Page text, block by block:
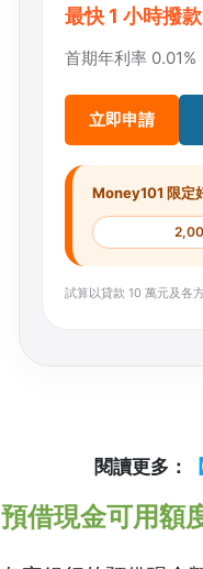
最快 1 小時撥
首期年利率
立即申請
Money101 限定
試算以貸款 10 萬元及各
閱讀更多：
預借現金可用額